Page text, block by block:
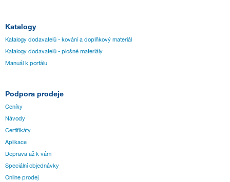
Katalogy
Katalogy dodavatelů - kování a doplňkový materiál
Katalogy dodavatelů - plošné materiály
Manuál k portálu
Podpora prodeje
Ceníky
Návody
Certifikáty
Aplikace
Doprava až k vám
Speciální objednávky
Online prodej